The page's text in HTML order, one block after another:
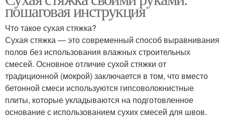
пошаговая инструкция
Что такое сухая стяжка?
Сухая стяжка — это современный способ выравнивания
полов без использования влажных строительных
смесей. Основное отличие сухой стяжки от
традиционной (мокрой) заключается в том, что вместо
бетонной смеси используются гипсоволокнистные
плиты, которые укладываются на подготовленное
основание с использованием сухих смесей для швов.